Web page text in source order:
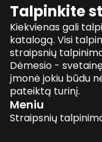
Talpinkite
Kiekvienas gali
katalogą. Visi
straipsnių
Dėmesio -
įmonė jokiu būdu
pateiktą turinį.
Meniu
Straipsnių